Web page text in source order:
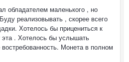
обладателем маленького , но
реализовывать , скорее всего
Хотелось бы прицениться к
. Хотелось бы услышать
Монета в полном